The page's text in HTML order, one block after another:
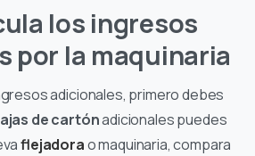
los ingresos
por la maquinaria
adicionales, primero debes
de cartónadicionales puedes
flejadorao maquinaria, compara